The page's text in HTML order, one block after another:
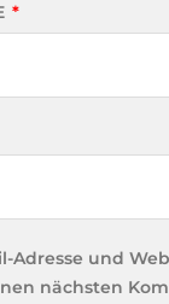
*
Adresse und
nächsten